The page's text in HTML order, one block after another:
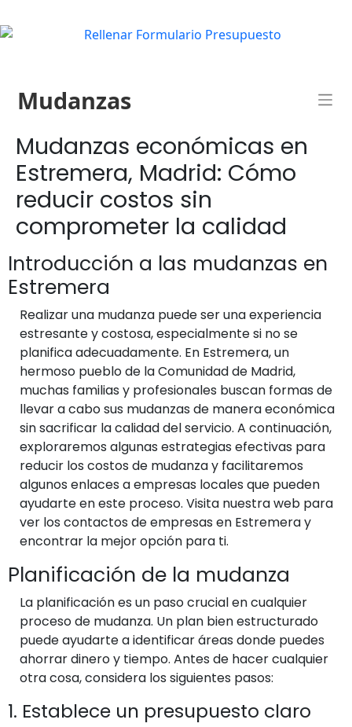
Mudanzas
Mudanzas económicas en
Estremera, Madrid: Cómo
reducir costos sin
comprometer la calidad
Introducción a las mudanzas en
Estremera
Realizar una mudanza puede ser una experiencia
estresante y costosa, especialmente si no se
planifica adecuadamente. En Estremera, un
hermoso pueblo de la Comunidad de Madrid,
muchas familias y profesionales buscan formas de
llevar a cabo sus mudanzas de manera económica
sin sacrificar la calidad del servicio. A continuación,
exploraremos algunas estrategias efectivas para
reducir los costos de mudanza y facilitaremos
algunos enlaces a empresas locales que pueden
ayudarte en este proceso. Visita nuestra web para
ver los contactos de empresas en Estremera y
encontrar la mejor opción para ti.
Planificación de la mudanza
La planificación es un paso crucial en cualquier
proceso de mudanza. Un plan bien estructurado
puede ayudarte a identificar áreas donde puedes
ahorrar dinero y tiempo. Antes de hacer cualquier
otra cosa, considera los siguientes pasos:
1. Establece un presupuesto claro